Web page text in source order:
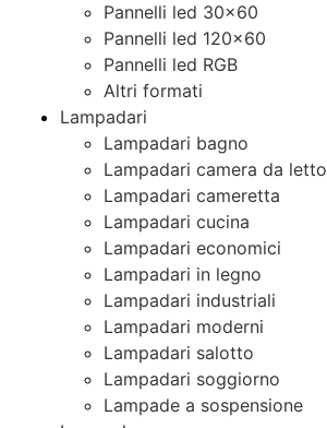
Pannelli led 30×60
Pannelli led 120×60
Pannelli led RGB
Altri formati
Lampadari
Lampadari bagno
Lampadari camera da letto
Lampadari cameretta
Lampadari cucina
Lampadari economici
Lampadari in legno
Lampadari industriali
Lampadari moderni
Lampadari salotto
Lampadari soggiorno
Lampade a sospensione